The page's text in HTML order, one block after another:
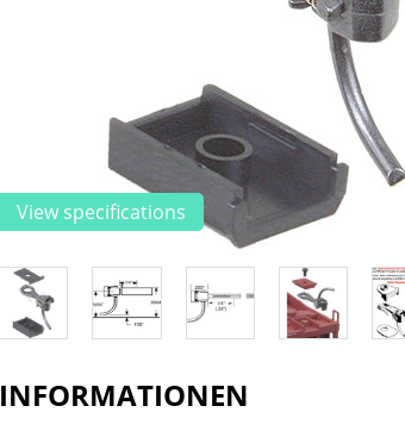
View specifications
INFORMATIONEN